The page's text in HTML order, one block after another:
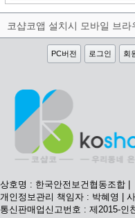
PC버전 로그인 회
상호명 : 한국안전보건협동조합
개인정보관리 책임자 : 박혜영 |
통신판매업신고번호 : 제2015-인